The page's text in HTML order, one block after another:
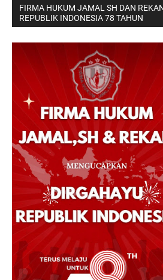
FIRMA HUKUM JAMAL SH DAN
REPUBLIK INDONESIA 78 TAHUN